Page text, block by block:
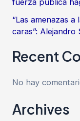
“Las amenazas a
caras”: Alejandro
Recent
No hay
Archives